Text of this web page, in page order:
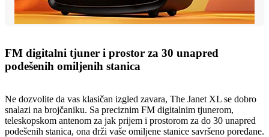
FM digitalni tjuner i prostor za 30 unapred
podešenih omiljenih stanica
Ne dozvolite da vas klasičan izgled zavara, The Janet XL se dobro
snalazi na brojčaniku. Sa preciznim FM digitalnim tjunerom,
teleskopskom antenom za jak prijem i prostorom za do 30 unapred
podešenih stanica, ona drži vaše omiljene stanice savršeno poređane.